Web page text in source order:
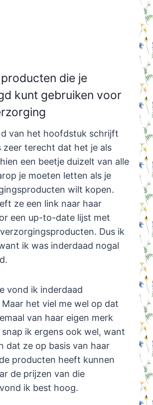
die je
kunt gebruiken voor
van het hoofdstuk schrijft
zeer terecht dat het je als
een beetje duizelt van alle
je moeten letten als je
wilt kopen.
ze een link naar haar
een up-to-date lijst met
Dus ik
ik was inderdaad nogal
vond ik inderdaad
het viel me wel op dat
van haar eigen merk
ik ergens ook wel, want
dat ze op basis van haar
producten heeft kunnen
de prijzen van die
ik best hoog.